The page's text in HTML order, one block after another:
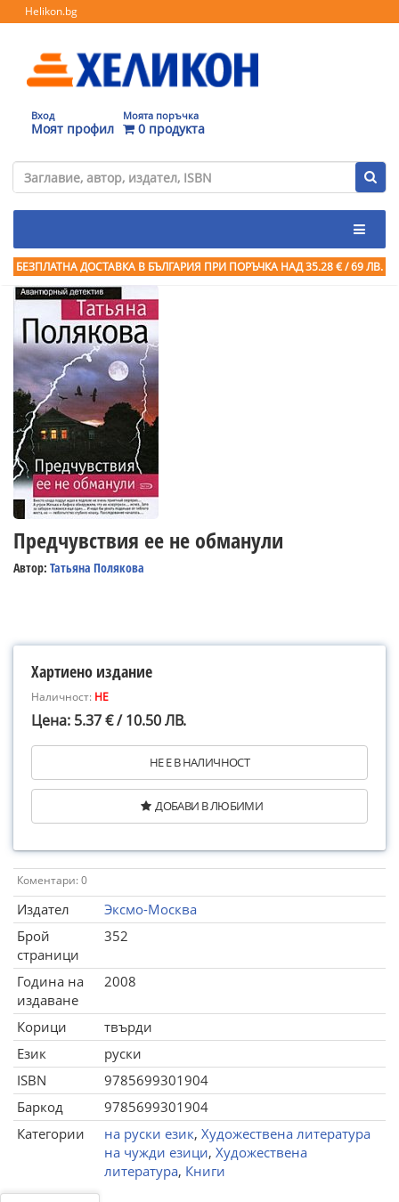
Helikon.bg
Вход
Моят профил
Моята поръчка
0 продукта
БЕЗПЛАТНА ДОСТАВКА В БЪЛГАРИЯ ПРИ ПОРЪЧКА НАД 35.28 € / 69 ЛВ.
Предчувствия ее не обманули
Автор: Татьяна Полякова
Хартиено издание
Наличност: НЕ
Цена: 5.37 € / 10.50 ЛВ.
НЕ Е В НАЛИЧНОСТ
ДОБАВИ В ЛЮБИМИ
Коментари: 0
Издател
Эксмо-Москва
Брой
страници
352
Година на
издаване
2008
Корици
твърди
Език
руски
ISBN
9785699301904
Баркод
9785699301904
Категории
на руски език, Художествена литература
на чужди езици, Художествена
литература, Книги